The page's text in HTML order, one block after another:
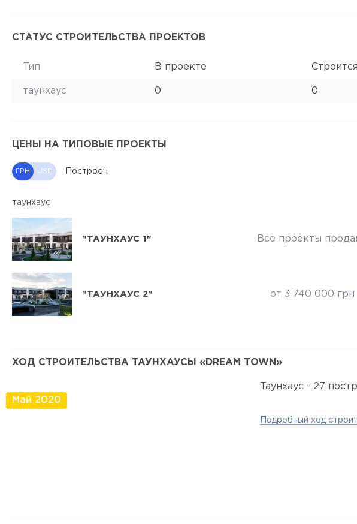
СТАТУС СТРОИТЕЛЬСТВА ПРОЕКТОВ
Тип В проекте Строится
таунхаус 0 0
ЦЕНЫ НА ТИПОВЫЕ ПРОЕКТЫ
ГРН USD Построен
таунхаус
"ТАУНХАУС 1" Все проекты
"ТАУНХАУС 2" от 3 740 000 грн
ХОД СТРОИТЕЛЬСТВА ТАУНХАУСЫ «DREAM TOWN»
Май 2020
Таунхаус - 27
Подробный ход